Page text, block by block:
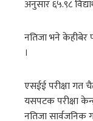
अनुसार ६५.९८
नतिजा भने केहीबेर
।
एसईई परीक्षा गत
यसपटक परीक्षा
नतिजा सार्वजनिक